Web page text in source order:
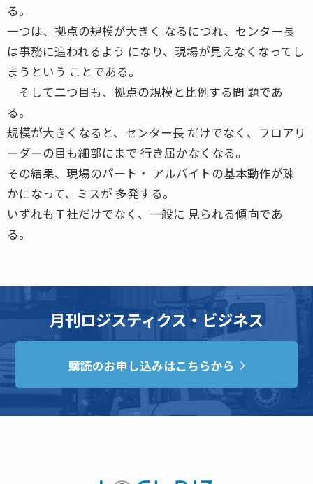
る。
一つは、拠点の規模が大きく なるにつれ、センター長
は事務に追われるよう になり、現場が見えなくなってし
まうという ことである。
そして二つ目も、拠点の規模と比例する問 題であ
る。
規模が大きくなると、センター長 だけでなく、フロアリ
ーダーの目も細部にまで 行き届かなくなる。
その結果、現場のパート・ アルバイトの基本動作が疎
かになって、ミスが 多発する。
いずれもＴ社だけでなく、一般に 見られる傾向であ
る。
月刊ロジスティクス・ビジネス
購読のお申し込みはこちらから